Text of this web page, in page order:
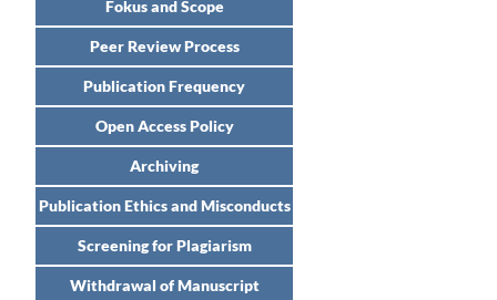
Fokus and Scope
Peer Review Process
Publication Frequency
Open Access Policy
Archiving
Publication Ethics and Misconducts
Screening for Plagiarism
Withdrawal of Manuscript